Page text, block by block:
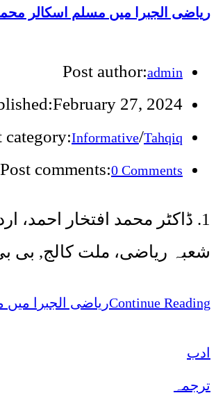
ریاضی الجبرا میں مسلم اسکالر
Post author:admin
February 27, 2024
category:Informative/Tahqiq
Post comments:0 Comments
شعبہ ریاضی، ملت کالج, بی
Continue Readingریاضی الجبرا
ادب
ترجمہ